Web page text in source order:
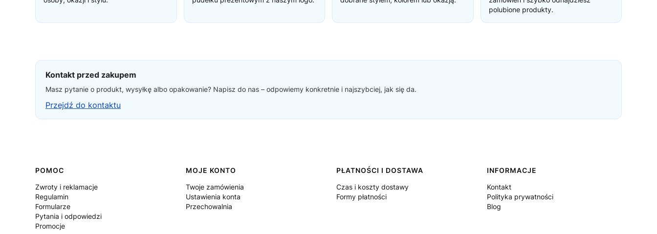
polubione produkty.
Kontakt przed zakupem
Masz pytanie o produkt, wysyłkę albo opakowanie? Napisz do nas – odpowiemy konkretnie i najszybciej, jak się da.
Przejdź do kontaktu
Linki w stopce
POMOC
Zwroty i reklamacje
Regulamin
Formularze
Pytania i odpowiedzi
Promocje
MOJE KONTO
Twoje zamówienia
Ustawienia konta
Przechowalnia
PŁATNOŚCI I DOSTAWA
Czas i koszty dostawy
Formy płatności
INFORMACJE
Kontakt
Polityka prywatności
Blog